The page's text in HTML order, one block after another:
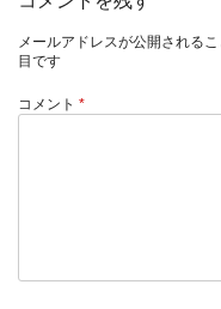
メールアドレスが公開されるこ
目です
コメント *